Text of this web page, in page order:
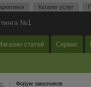
Каталог услуг
№1
статей Сервис
Форум заказчиков